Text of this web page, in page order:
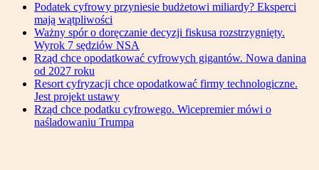
Podatek cyfrowy przyniesie budżetowi miliardy? Eksperci
mają wątpliwości
Ważny spór o doręczanie decyzji fiskusa rozstrzygnięty.
Wyrok 7 sędziów NSA
Rząd chce opodatkować cyfrowych gigantów. Nowa danina
od 2027 roku
Resort cyfryzacji chce opodatkować firmy technologiczne.
Jest projekt ustawy
Rząd chce podatku cyfrowego. Wicepremier mówi o
naśladowaniu Trumpa